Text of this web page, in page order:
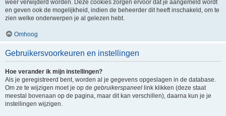
weer verwijderd worden. Deze cookies zorgen ervoor dat je aangemeld wordt
en geven ook de mogelijkheid, indien de beheerder dit heeft inschakeld, om te
zien welke onderwerpen je al gelezen hebt.
Omhoog
Gebruikersvoorkeuren en instellingen
Hoe verander ik mijn instellingen?
Als je geregistreerd bent, worden al je gegevens opgeslagen in de database.
Om ze te wijzigen moet je op de gebruikerspaneel link klikken (deze staat
meestal bovenaan op de pagina, maar dit kan verschillen), daarna kun je je
instellingen wijzigen.